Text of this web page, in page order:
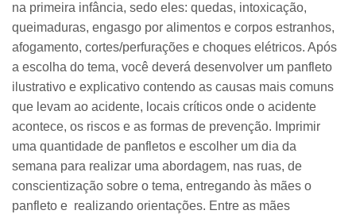
na primeira infância, sedo eles: quedas, intoxicação,
queimaduras, engasgo por alimentos e corpos estranhos,
afogamento, cortes/perfurações e choques elétricos. Após
a escolha do tema, você deverá desenvolver um panfleto
ilustrativo e explicativo contendo as causas mais comuns
que levam ao acidente, locais críticos onde o acidente
acontece, os riscos e as formas de prevenção. Imprimir
uma quantidade de panfletos e escolher um dia da
semana para realizar uma abordagem, nas ruas, de
conscientização sobre o tema, entregando às mães o
panfleto e realizando orientações. Entre as mães